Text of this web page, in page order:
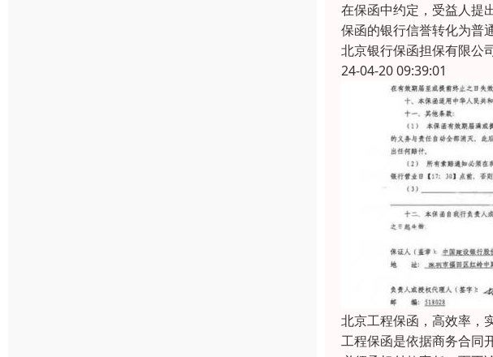
在保函中约定，受益人提
保函的银行信誉转化为普
北京银行保函担保有限公
24-04-20 09:39:01
北京工程保函，高效率，
工程保函是依据商务合同